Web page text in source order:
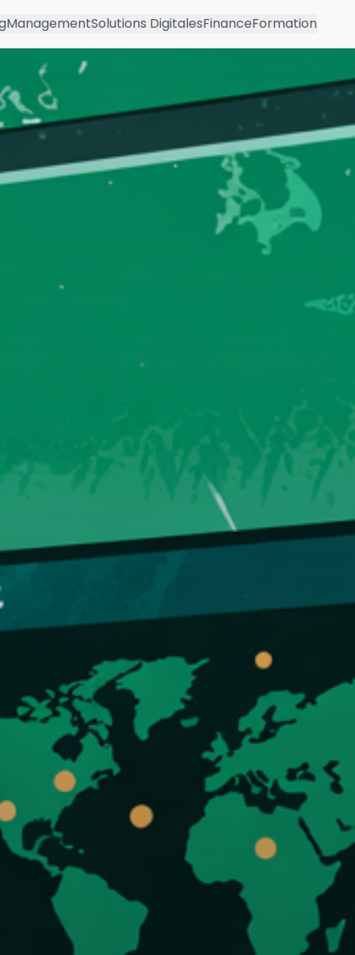
ManagementSolutions DigitalesFinanceFormation